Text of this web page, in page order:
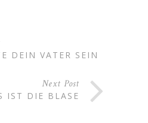
DEIN VATER SEIN
Next Post
IST DIE BLASE